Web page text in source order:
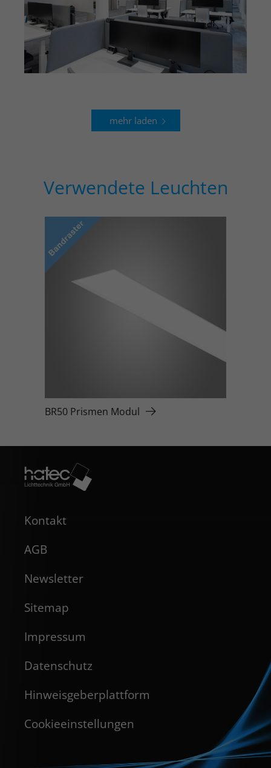
mehr laden
Verwendete Leuchten
BR50 Prismen Modul
Kontakt
AGB
Newsletter
Sitemap
Impressum
Datenschutz
Hinweisgeberplattform
Cookieeinstellungen